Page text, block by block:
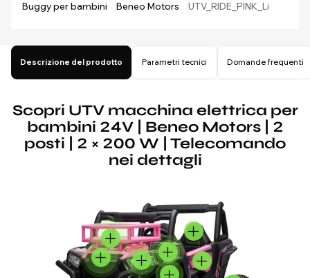
Buggy per bambini
Beneo Motors UTV_RIDE_PINK_Li
Descrizione del prodotto Parametri tecnici Domande frequenti
Scopri UTV macchina elettrica per
bambini 24V | Beneo Motors | 2
posti | 2 × 200 W | Telecomando
nei dettagli